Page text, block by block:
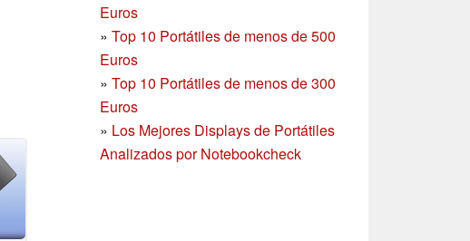
Euros
» Top 10 Portátiles de menos de 500
Euros
» Top 10 Portátiles de menos de 300
Euros
» Los Mejores Displays de Portátiles
Analizados por Notebookcheck